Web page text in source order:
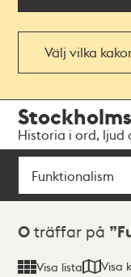
Välj vilka
navigationen
huvudinnehållet
Historia i ord, ljud
Sök
Sökresultat
0 träffar på
Visa lista Visa